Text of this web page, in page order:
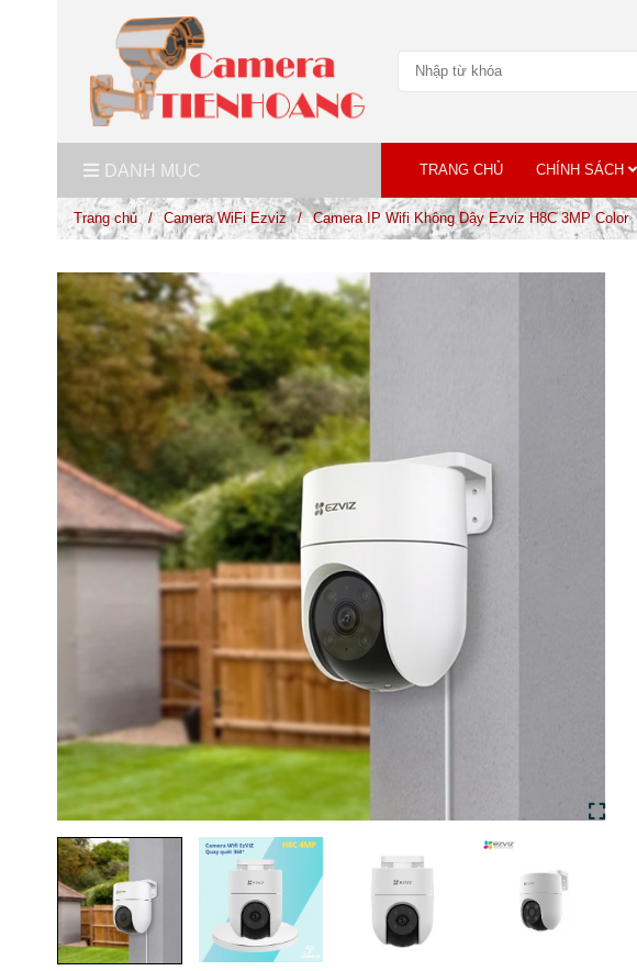
DANH MỤC TRANG CHỦ CHÍNH SÁCH
Trang chủ / Camera WiFi Ezviz / Camera IP Wifi Không Dây Ezviz H8C 3MP Color